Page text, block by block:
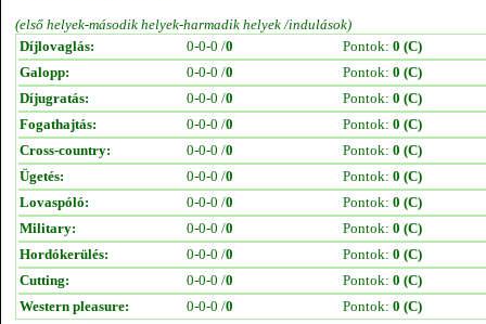
(első helyek-második helyek-harmadik helyek /indulások)
Díjlovaglás:
0-0-0 /0 Pontok: 0 (C)
Galopp:
0-0-0 /0 Pontok: 0 (C)
Díjugratás:
0-0-0 /0 Pontok: 0 (C)
Fogathajtás:
0-0-0 /0 Pontok: 0 (C)
Cross-country:
0-0-0 /0 Pontok: 0 (C)
Ügetés:
0-0-0 /0 Pontok: 0 (C)
Lovaspóló:
0-0-0 /0 Pontok: 0 (C)
Military:
0-0-0 /0 Pontok: 0 (C)
Hordókerülés:
0-0-0 /0 Pontok: 0 (C)
Cutting:
0-0-0 /0 Pontok: 0 (C)
Western pleasure:
0-0-0 /0 Pontok: 0 (C)